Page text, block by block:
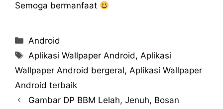
Semoga bermanfaat
Categories
Android
Tags
Aplikasi Wallpaper Android, Aplikasi
Wallpaper Android bergeral, Aplikasi Wallpaper
Android terbaik
Gambar DP BBM Lelah, Jenuh, Bosan